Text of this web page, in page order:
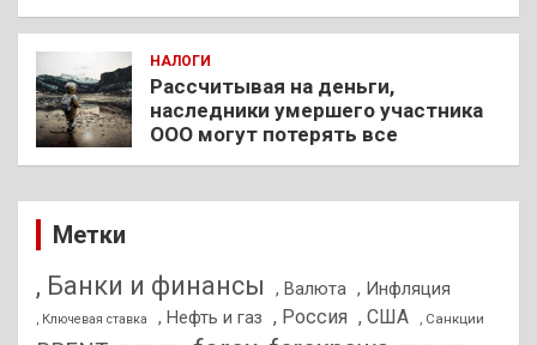
НАЛОГИ
Рассчитывая на деньги,
наследники умершего участника
ООО могут потерять все
Метки
, Банки и финансы , Валюта , Инфляция
, Ключевая ставка , Нефть и газ , Россия , США , Санкции